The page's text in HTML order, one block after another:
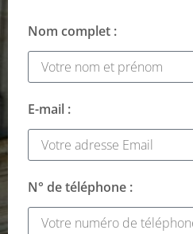
Nom complet :
E-mail :
N° de téléphone :